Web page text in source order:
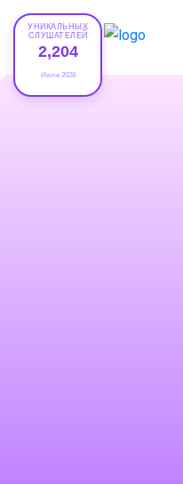
УНИКАЛЬНЫХ
СЛУШАТЕЛЕЙ
2,204
Июле 2026